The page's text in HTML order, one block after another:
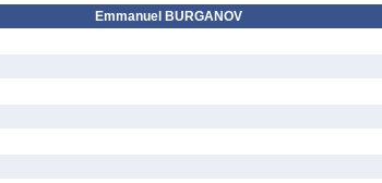
Emmanuel BURGANOV